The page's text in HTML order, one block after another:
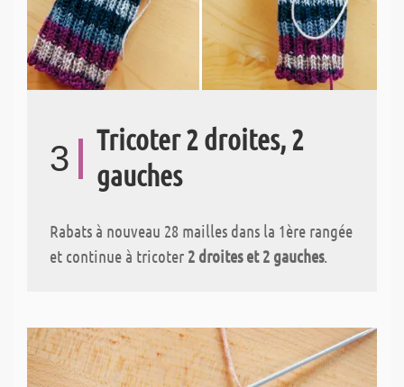
3
Tricoter 2 droites, 2
gauches
Rabats à nouveau 28 mailles dans la 1ère rangée
et continue à tricoter 2 droites et 2 gauches.